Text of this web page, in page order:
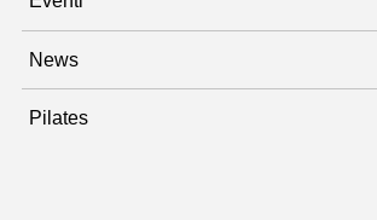
News
Pilates